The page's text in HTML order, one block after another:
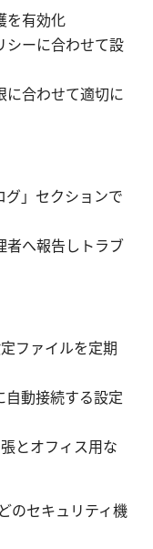
を有効化
シーに合わせて設
に合わせて適切に
」セクションで
者へ報告しトラブ
ファイルを定期
自動接続する設定
とオフィス用な
のセキュリティ機